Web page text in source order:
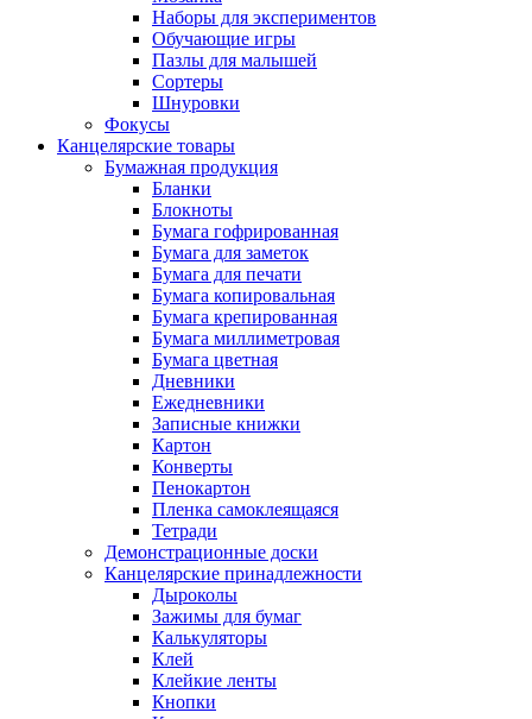
Наборы для экспериментов
Обучающие игры
Пазлы для малышей
Сортеры
Шнуровки
Фокусы
Канцелярские товары
Бумажная продукция
Бланки
Блокноты
Бумага гофрированная
Бумага для заметок
Бумага для печати
Бумага копировальная
Бумага крепированная
Бумага миллиметровая
Бумага цветная
Дневники
Ежедневники
Записные книжки
Картон
Конверты
Пенокартон
Пленка самоклеящаяся
Тетради
Демонстрационные доски
Канцелярские принадлежности
Дыроколы
Зажимы для бумаг
Калькуляторы
Клей
Клейкие ленты
Кнопки